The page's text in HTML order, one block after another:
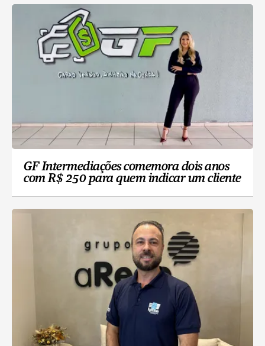
GF Intermediações comemora dois anos
com R$ 250 para quem indicar um cliente